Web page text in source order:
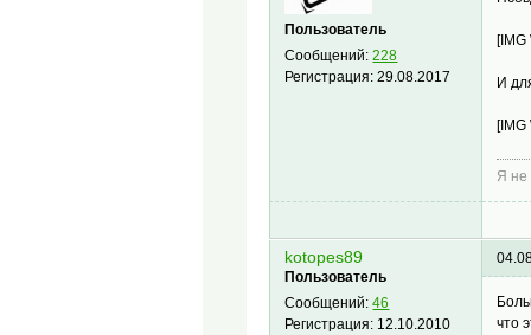
Пользователь
Сообщений:228
Регистрация:29.08.2017 И
Я не
kotopes89
Пользователь
Сообщений:46
Регистрация: 12.10.2010
что